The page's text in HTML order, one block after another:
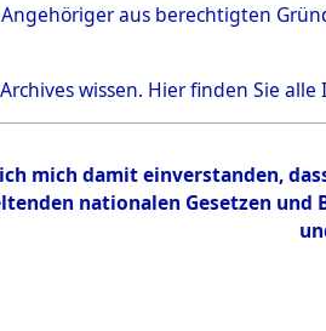
Inhalt
Zur Übersicht
Angehöriger aus berechtigten
wissen. Hierfinden Sie alle
mich damit einverstanden,
nationalen Gesetzen